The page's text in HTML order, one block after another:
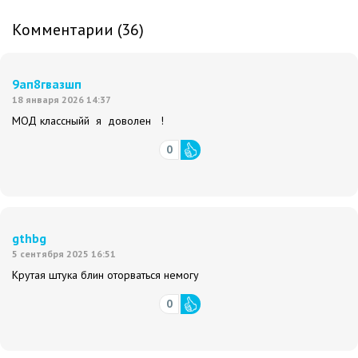
Комментарии (36)
9ап8гвазшп
18 января 2026 14:37
МОД классныйй я доволен !
0
gthbg
5 сентября 2025 16:51
Крутая штука блин оторваться немогу
0